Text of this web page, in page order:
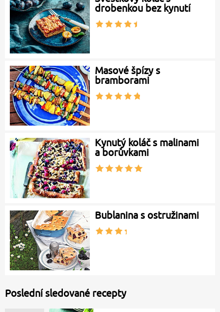
drobenkou bez kynutí
Masové špízy s
bramborami
Kynutý koláč s malinami
a borůvkami
Bublanina s ostružinami
Poslední sledované recepty